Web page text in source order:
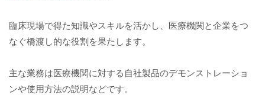
臨床現場で得た知識やスキルを活かし、医療機関と企業をつ
なぐ橋渡し的な役割を果たします。
主な業務は医療機関に対する自社製品のデモンストレーショ
ンや使用方法の説明などです。